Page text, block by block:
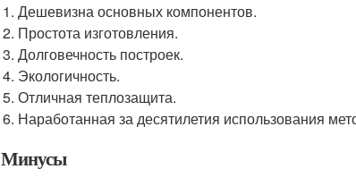
Дешевизна основных компонентов.
Простота изготовления.
Долговечность построек.
Экологичность.
Отличная теплозащита.
Наработанная за десятилетия использования
Минусы